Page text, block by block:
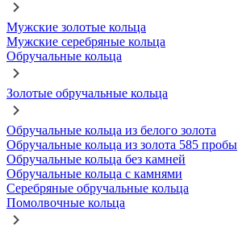
Мужские золотые кольца
Мужские серебряные кольца
Обручальные кольца
Золотые обручальные кольца
Обручальные кольца из белого золота
Обручальные кольца из золота 585 пробы
Обручальные кольца без камней
Обручальные кольца с камнями
Серебряные обручальные кольца
Помолвочные кольца